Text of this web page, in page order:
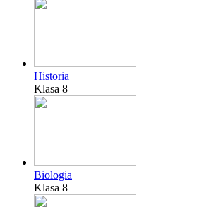
Historia
Klasa 8
Biologia
Klasa 8